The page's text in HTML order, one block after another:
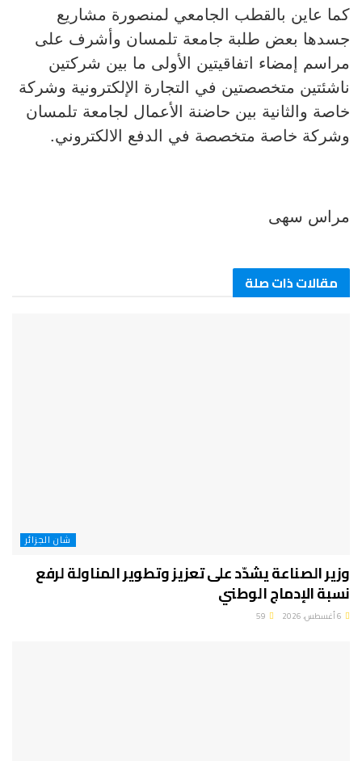
كما عاين بالقطب الجامعي لمنصورة مشاريع
جسدها بعض طلبة جامعة تلمسان وأشرف على
مراسم إمضاء اتفاقيتين الأولى ما بين شركتين
ناشئتين متخصصتين في التجارة الإلكترونية وشركة
خاصة والثانية بين حاضنة الأعمال لجامعة تلمسان
وشركة خاصة متخصصة في الدفع الالكتروني.
مراس سهى
مقالات ذات صلة
شان الجزائر
وزير الصناعة يشدّد على تعزيز وتطوير المناولة لرفع
نسبة الإدماج الوطني